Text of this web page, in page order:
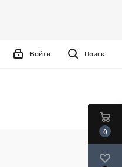
Поиск
Войти
0